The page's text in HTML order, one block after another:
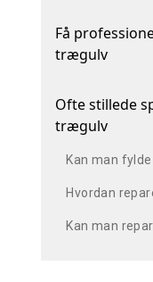
Få
trægulv
Ofte stillede
trægulv
Kan man
Hvordan
Kan man